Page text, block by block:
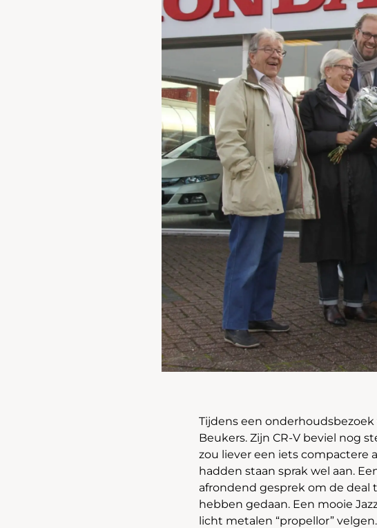
Bandenspannings­lampje brandt
Tijdens een
Beukers. Zijn CR-V beviel nog
zou liever een iets compactere
hadden staan sprak wel aan.
afrondend gesprek om de deal
hebben gedaan. Een mooie
licht metalen “propellor”